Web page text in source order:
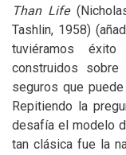
Than Life
Tashlin, 1958)
tuviéramos
construidos
seguros que
Repitiendo la
desafía el modelo
tan clásica fue la